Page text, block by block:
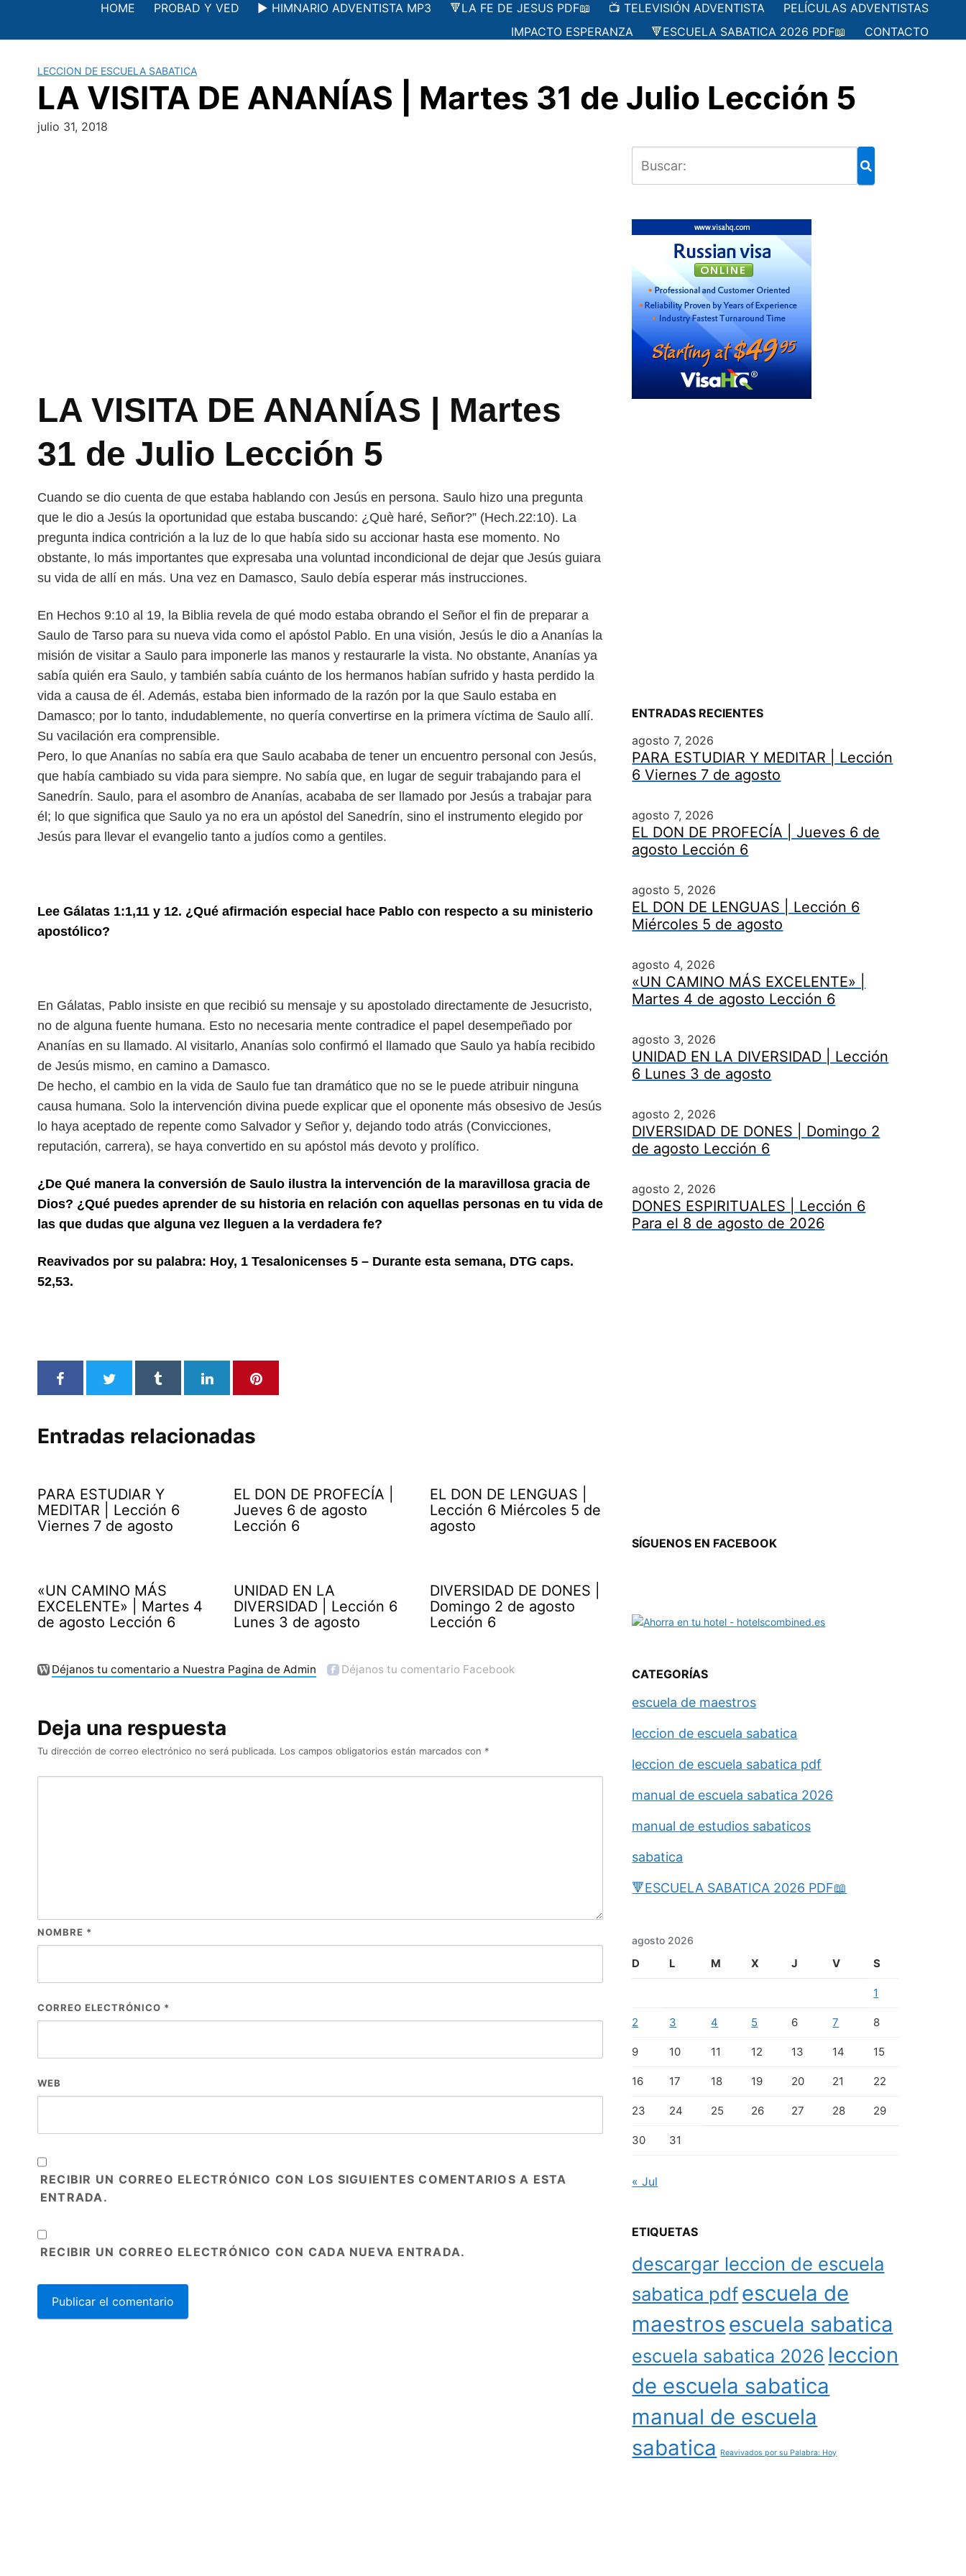
contenido
HOME PROBAD Y VED ▶️ HIMNARIO ADVENTISTA MP3 🔻LA FE DE JESUS PDF📖 📺 TELEVISIÓN ADVENTISTA
PELÍCULAS ADVENTISTAS
IMPACTO ESPERANZA
🔻ESCUELA SABATICA 2026 PDF📖 CONTACTO
LECCION DE ESCUELA SABATICA
LA VISITA DE ANANÍAS | Martes 31 de Julio Lección 5
julio 31, 2018
LA VISITA DE ANANÍAS | Martes
31 de Julio Lección 5
Cuando se dio cuenta de que estaba hablando con Jesús en persona. Saulo hizo una pregunta
que le dio a Jesús la oportunidad que estaba buscando: ¿Què haré, Señor?” (Hech.22:10). La
pregunta indica contrición a la luz de lo que había sido su accionar hasta ese momento. No
obstante, lo más importantes que expresaba una voluntad incondicional de dejar que Jesús guiara
su vida de allí en más. Una vez en Damasco, Saulo debía esperar más instrucciones.
En Hechos 9:10 al 19, la Biblia revela de qué modo estaba obrando el Señor el fin de preparar a
Saulo de Tarso para su nueva vida como el apóstol Pablo. En una visión, Jesús le dio a Ananías la
misión de visitar a Saulo para imponerle las manos y restaurarle la vista. No obstante, Ananías ya
sabía quién era Saulo, y también sabía cuánto de los hermanos habían sufrido y hasta perdido la
vida a causa de él. Además, estaba bien informado de la razón por la que Saulo estaba en
Damasco; por lo tanto, indudablemente, no quería convertirse en la primera víctima de Saulo allí.
Su vacilación era comprensible.
Pero, lo que Ananías no sabía era que Saulo acababa de tener un encuentro personal con Jesús,
que había cambiado su vida para siempre. No sabía que, en lugar de seguir trabajando para el
Sanedrín. Saulo, para el asombro de Ananías, acababa de ser llamado por Jesús a trabajar para
él; lo que significa que Saulo ya no era un apóstol del Sanedrín, sino el instrumento elegido por
Jesús para llevar el evangelio tanto a judíos como a gentiles.
Lee Gálatas 1:1,11 y 12. ¿Qué afirmación especial hace Pablo con respecto a su ministerio
apostólico?
En Gálatas, Pablo insiste en que recibió su mensaje y su apostolado directamente de Jesucristo,
no de alguna fuente humana. Esto no necesaria mente contradice el papel desempeñado por
Ananías en su llamado. Al visitarlo, Ananías solo confirmó el llamado que Saulo ya había recibido
de Jesús mismo, en camino a Damasco.
De hecho, el cambio en la vida de Saulo fue tan dramático que no se le puede atribuir ninguna
causa humana. Solo la intervención divina puede explicar que el oponente más obsesivo de Jesús
lo haya aceptado de repente como Salvador y Señor y, dejando todo atrás (Convicciones,
reputación, carrera), se haya convertido en su apóstol más devoto y prolífico.
¿De Qué manera la conversión de Saulo ilustra la intervención de la maravillosa gracia de
Dios? ¿Qué puedes aprender de su historia en relación con aquellas personas en tu vida de
las que dudas que alguna vez lleguen a la verdadera fe?
Reavivados por su palabra: Hoy, 1 Tesalonicenses 5 – Durante esta semana, DTG caps.
52,53.
Entradas relacionadas
PARA ESTUDIAR Y
MEDITAR | Lección 6
Viernes 7 de agosto
EL DON DE PROFECÍA |
Jueves 6 de agosto
Lección 6
EL DON DE LENGUAS |
Lección 6 Miércoles 5 de
agosto
«UN CAMINO MÁS
EXCELENTE» | Martes 4
de agosto Lección 6
UNIDAD EN LA
DIVERSIDAD | Lección 6
Lunes 3 de agosto
DIVERSIDAD DE DONES |
Domingo 2 de agosto
Lección 6
Déjanos tu comentario a Nuestra Pagina de Admin Déjanos tu comentario Facebook
Deja una respuesta
Tu dirección de correo electrónico no será publicada. Los campos obligatorios están marcados con *
NOMBRE *
CORREO ELECTRÓNICO *
WEB
RECIBIR UN CORREO ELECTRÓNICO CON LOS SIGUIENTES COMENTARIOS A ESTA
ENTRADA.
RECIBIR UN CORREO ELECTRÓNICO CON CADA NUEVA ENTRADA.
ENTRADAS RECIENTES
agosto 7, 2026
PARA ESTUDIAR Y MEDITAR | Lección
6 Viernes 7 de agosto
agosto 7, 2026
EL DON DE PROFECÍA | Jueves 6 de
agosto Lección 6
agosto 5, 2026
EL DON DE LENGUAS | Lección 6
Miércoles 5 de agosto
agosto 4, 2026
«UN CAMINO MÁS EXCELENTE» |
Martes 4 de agosto Lección 6
agosto 3, 2026
UNIDAD EN LA DIVERSIDAD | Lección
6 Lunes 3 de agosto
agosto 2, 2026
DIVERSIDAD DE DONES | Domingo 2
de agosto Lección 6
agosto 2, 2026
DONES ESPIRITUALES | Lección 6
Para el 8 de agosto de 2026
SÍGUENOS EN FACEBOOK
CATEGORÍAS
escuela de maestros
leccion de escuela sabatica
leccion de escuela sabatica pdf
manual de escuela sabatica 2026
manual de estudios sabaticos
sabatica
🔻ESCUELA SABATICA 2026 PDF📖
agosto 2026
D L M X J V S
1
2 3 4 5 6 7 8
9 10 11 12 13 14 15
16 17 18 19 20 21 22
23 24 25 26 27 28 29
30 31
« Jul
ETIQUETAS
descargar leccion de escuela
sabatica pdfescuela de
maestros escuela sabatica
escuela sabatica 2026 leccion
de escuela sabatica
manual de escuela
sabatica
Reavivados por su Palabra: Hoy